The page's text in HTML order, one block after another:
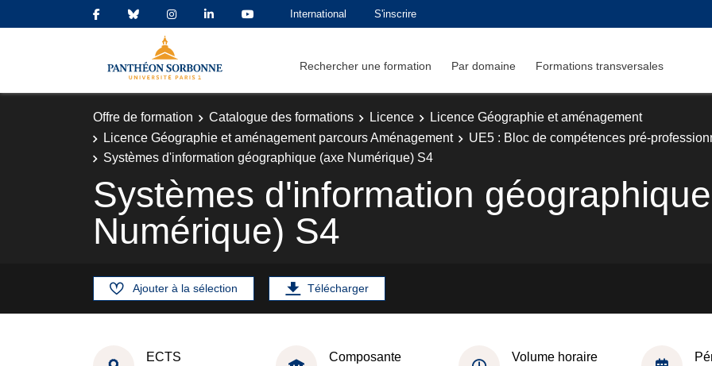
International S'inscrire
Rechercher une formation Par domaine Formations transversales
Offre de formation Catalogue des formations Licence
Licence Géographie et aménagement
Licence Géographie et aménagement parcours Aménagement
UE5 : Bloc de compétences pré-
Systèmes d'information géographique (axe Numérique) S4
Systèmes d'information
Numérique) S4
Ajouter à la sélection Télécharger
ECTS Composante Volume horaire